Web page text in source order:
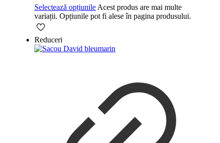
Selectează opțiunile Acest produs are mai multe
variații. Opțiunile pot fi alese în pagina produsului.
Reduceri